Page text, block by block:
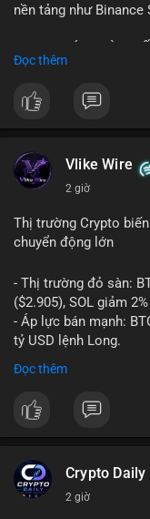
nền tảng như Binance
CASHCAT, SUI, TAO
hấp dẫn. Bàn tán về
SAGA", "short SPCX",
đăng Binance
BNB Smart Chain.
Sợ hãi do chỉ số
tích cực (BTC ETF,
SPCX và SAGA vẫn
"short" theo chiến lược
📊 Nguồn: Radar Tâm
Đọc thêm
Vlike Wire
2 giờ
Thị trường Crypto
chuyển động lớn
- Thị trường đỏ sàn:
($2.905), SOL giảm
- Áp lực bán mạnh:
tỷ USD lệnh Long.
- Tin tức quan trọng:
cổ đông vào tháng 2.
- Định chế tài chính:
hiểm; Galaxy Digital
- Pháp lý: CEO
#binancesquare
Đọc thêm
Crypto Daily
2 giờ